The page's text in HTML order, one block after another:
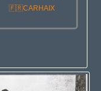
🇫🇷CARHAIX